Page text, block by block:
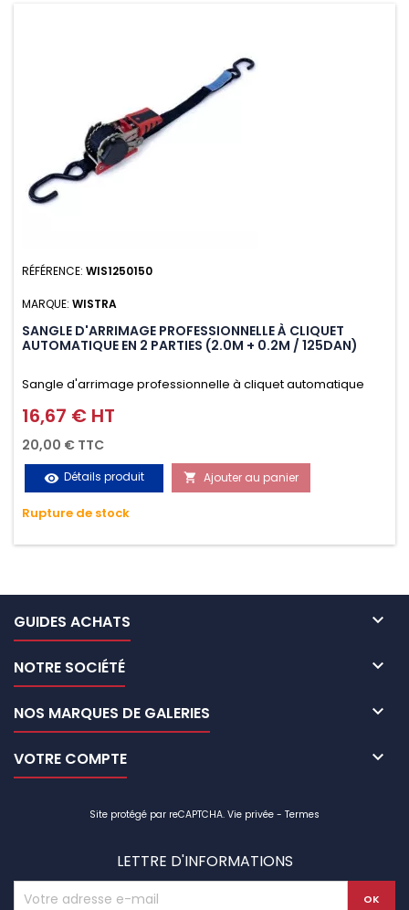
RÉFÉRENCE: WIS1250150
MARQUE: WISTRA
SANGLE D'ARRIMAGE PROFESSIONNELLE À CLIQUET
AUTOMATIQUE EN 2 PARTIES (2.0M + 0.2M / 125DAN)
Sangle d'arrimage professionnelle à cliquet automatique
avec crochet S en 2 parties (2.0M + 0.2M / 125daN), simple et
rapide d'utilisation. Permet d'arrimer et de sécuriser
vos chargements pendant le transport. Matière polyester
très résistante aux UV et aux variations de températures,
n'absorbe pas l'eau.
Prix
16,67 € HT
20,00 € TTC
visibility Détails produit  Ajouter au panier
Rupture de stock
GUIDES ACHATS 
NOTRE SOCIÉTÉ 
NOS MARQUES DE GALERIES 
VOTRE COMPTE 
Site protégé par reCAPTCHA. Vie privée - Termes
LETTRE D'INFORMATIONS